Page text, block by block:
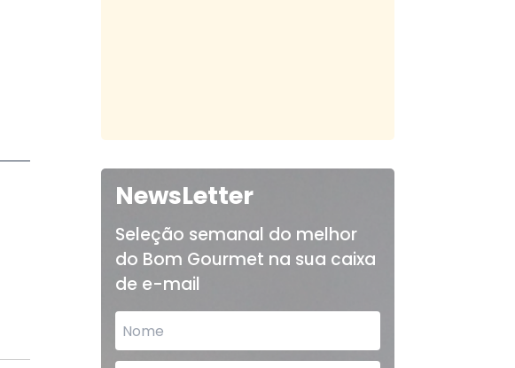
NewsLetter
Seleção semanal do melhor
do Bom Gourmet na sua caixa
de e-mail